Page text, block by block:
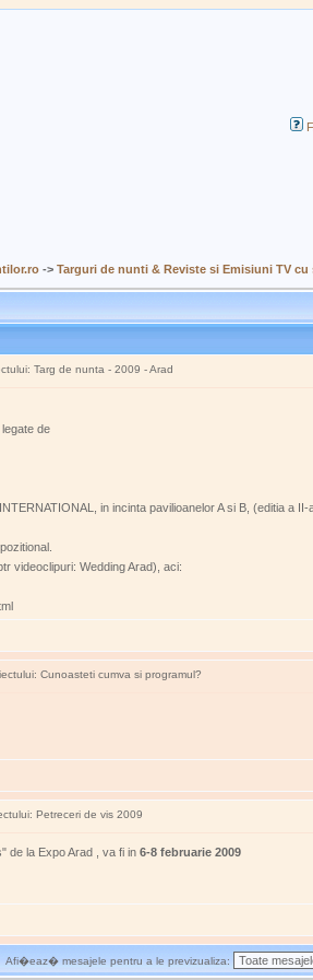
-> Targuri de nunti & Reviste si Emisiuni TV cu
Targ de nunta - 2009 - Arad
de
in incinta pavilioanelor A si B, (editia a II-
videoclipuri: Wedding Arad), aci:
Cunoasteti cumva si programul?
Petreceri de vis 2009
de la Expo Arad , va fi in 6-8 februarie 2009
Afi�eaz� mesajele pentru a le previzualiza: